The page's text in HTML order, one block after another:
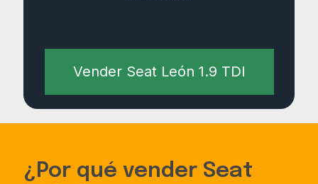
Vender Seat León 1.9 TDI
¿Por qué vender Seat